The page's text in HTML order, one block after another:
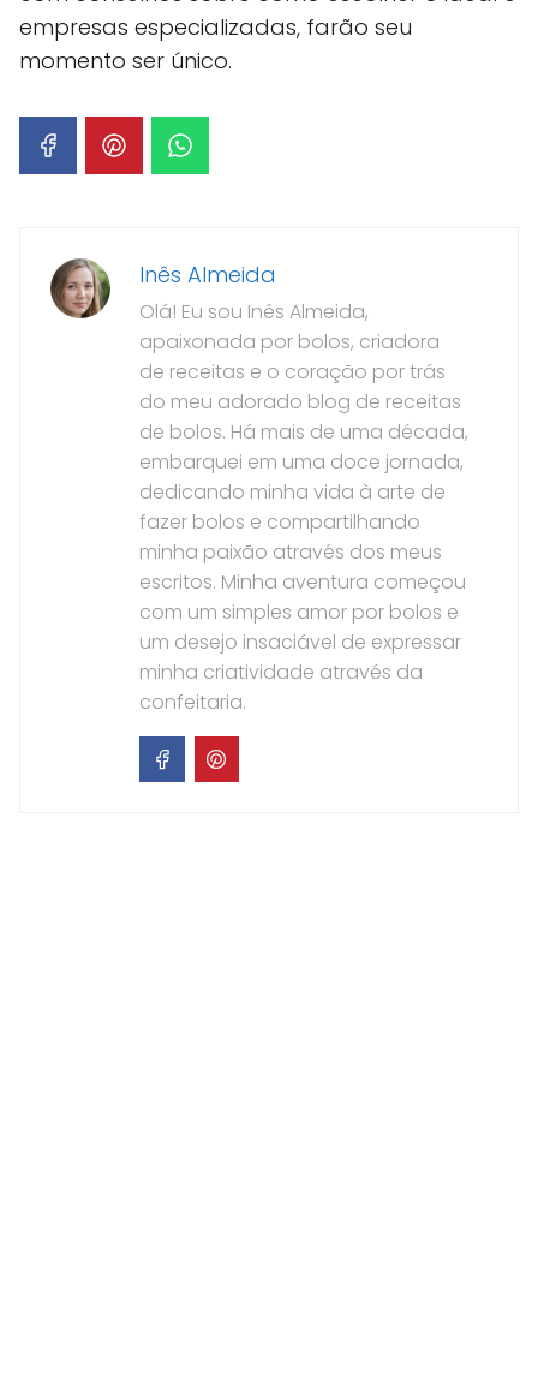
empresas especializadas, farão seu
momento ser único.
Inês Almeida
Olá! Eu sou Inês Almeida,
apaixonada por bolos, criadora
de receitas e o coração por trás
do meu adorado blog de receitas
de bolos. Há mais de uma década,
embarquei em uma doce jornada,
dedicando minha vida à arte de
fazer bolos e compartilhando
minha paixão através dos meus
escritos. Minha aventura começou
com um simples amor por bolos e
um desejo insaciável de expressar
minha criatividade através da
confeitaria.